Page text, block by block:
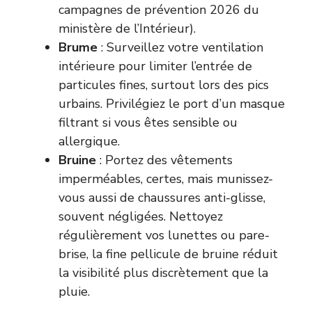
campagnes de prévention 2026 du
ministère de l’Intérieur).
Brume : Surveillez votre ventilation
intérieure pour limiter l’entrée de
particules fines, surtout lors des pics
urbains. Privilégiez le port d’un masque
filtrant si vous êtes sensible ou
allergique.
Bruine : Portez des vêtements
imperméables, certes, mais munissez-
vous aussi de chaussures anti-glisse,
souvent négligées. Nettoyez
régulièrement vos lunettes ou pare-
brise, la fine pellicule de bruine réduit
la visibilité plus discrètement que la
pluie.